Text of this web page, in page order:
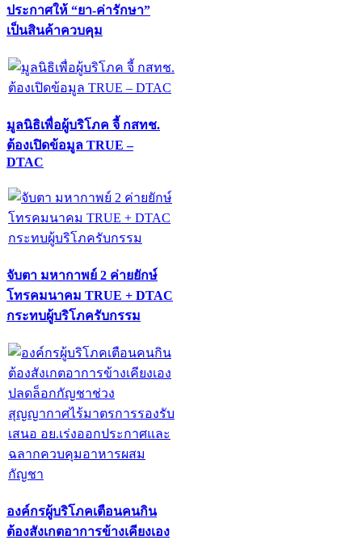
ประกาศให้ “ยา-ค่ารักษา”
เป็นสินค้าควบคุม
มูลนิธิเพื่อผู้บริโภค จี้ กสทช.
ต้องเปิดข้อมูล TRUE –
DTAC
จับตา มหากาพย์ 2 ค่ายยักษ์
โทรคมนาคม TRUE + DTAC
กระทบผู้บริโภครับกรรม
องค์กรผู้บริโภคเตือนคนกิน
ต้องสังเกตอาการข้างเคียงเอง